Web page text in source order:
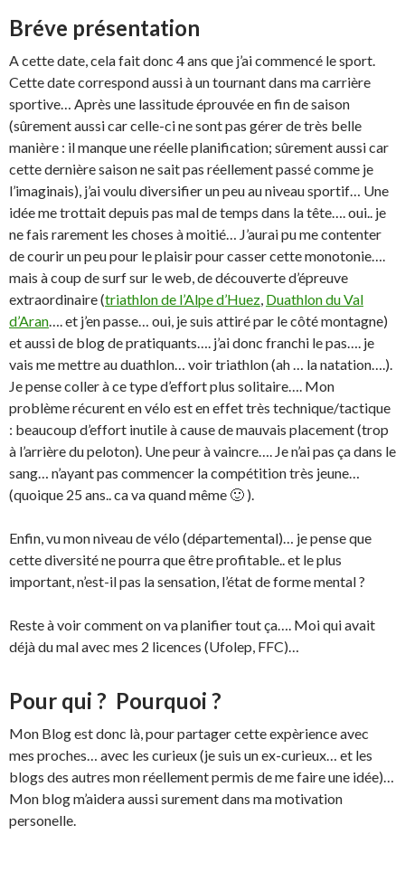
Bréve présentation
A cette date, cela fait donc 4 ans que j’ai commencé le sport.
Cette date correspond aussi à un tournant dans ma carrière
sportive… Après une lassitude éprouvée en fin de saison
(sûrement aussi car celle-ci ne sont pas gérer de très belle
manière : il manque une réelle planification; sûrement aussi car
cette dernière saison ne sait pas réellement passé comme je
l’imaginais), j’ai voulu diversifier un peu au niveau sportif… Une
idée me trottait depuis pas mal de temps dans la tête…. oui.. je
ne fais rarement les choses à moitié… J’aurai pu me contenter
de courir un peu pour le plaisir pour casser cette monotonie….
mais à coup de surf sur le web, de découverte d’épreuve
extraordinaire (triathlon de l’Alpe d’Huez, Duathlon du Val
d’Aran…. et j’en passe… oui, je suis attiré par le côté montagne)
et aussi de blog de pratiquants…. j’ai donc franchi le pas…. je
vais me mettre au duathlon… voir triathlon (ah … la natation….).
Je pense coller à ce type d’effort plus solitaire…. Mon
problème récurent en vélo est en effet très technique/tactique
: beaucoup d’effort inutile à cause de mauvais placement (trop
à l’arrière du peloton). Une peur à vaincre…. Je n’ai pas ça dans le
sang… n’ayant pas commencer la compétition très jeune…
(quoique 25 ans.. ca va quand même 🙂 ).
Enfin, vu mon niveau de vélo (départemental)… je pense que
cette diversité ne pourra que être profitable.. et le plus
important, n’est-il pas la sensation, l’état de forme mental ?
Reste à voir comment on va planifier tout ça…. Moi qui avait
déjà du mal avec mes 2 licences (Ufolep, FFC)…
Pour qui ? Pourquoi ?
Mon Blog est donc là, pour partager cette expèrience avec
mes proches… avec les curieux (je suis un ex-curieux… et les
blogs des autres mon réellement permis de me faire une idée)…
Mon blog m’aidera aussi surement dans ma motivation
personelle.